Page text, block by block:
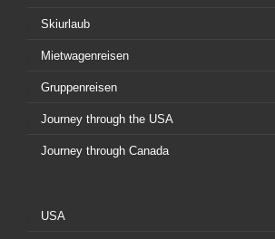
Skiurlaub
Mietwagenreisen
Gruppenreisen
Journey through the USA
Journey through Canada
USA